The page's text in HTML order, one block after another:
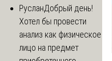
РусланДобрый день!
Хотел бы провести
анализ как физическое
лицо на предмет